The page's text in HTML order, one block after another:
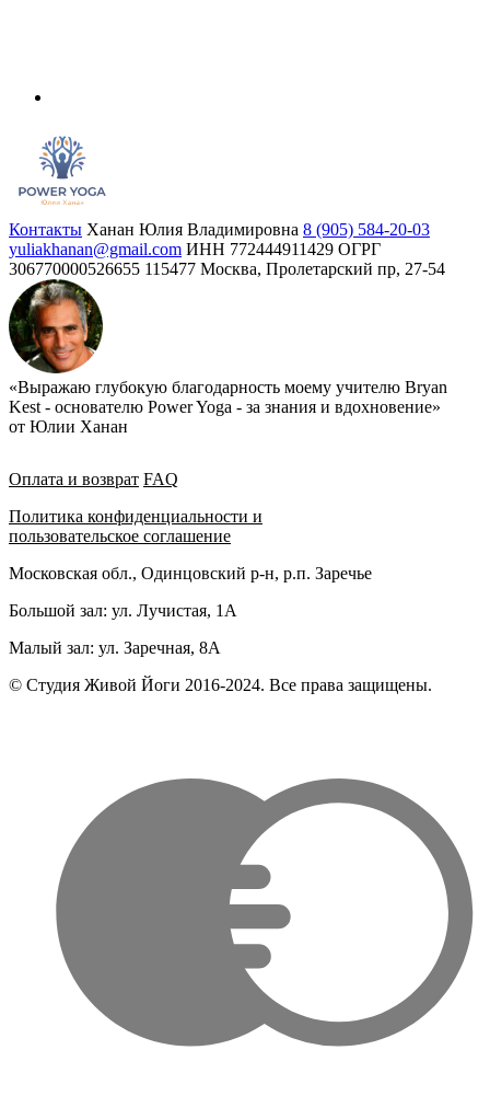
Контакты Ханан Юлия Владимировна 8 (905) 584-20-03
yuliakhanan@gmail.com ИНН 772444911429 ОГРГ
306770000526655 115477 Москва, Пролетарский пр, 27-54
«Выражаю глубокую благодарность моему учителю Bryan
Kest - основателю Power Yoga - за знания и вдохновение»
от Юлии Ханан
Оплата и возврат FAQ
Политика конфиденциальности и
пользовательское соглашение
Московская обл., Одинцовский р-н, р.п. Заречье
Большой зал: ул. Лучистая, 1А
Малый зал: ул. Заречная, 8А
© Студия Живой Йоги 2016-2024. Все права защищены.